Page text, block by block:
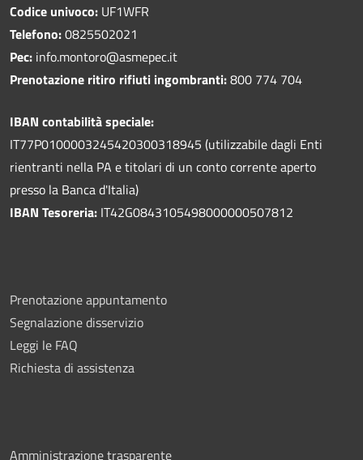
Codice univoco: UF1WFR
Telefono:0825502021
Pec: info.montoro@asmepec.it
Prenotazione ritiro rifiuti ingombranti:800 774 704
IBAN contabilità speciale:
IT77P0100003245420300318945 (utilizzabile dagli Enti
rientranti nella PA e titolari di un conto corrente aperto
presso la Banca d'Italia)
IBAN Tesoreria: IT42G0843105498000000507812
Prenotazione appuntamento
Segnalazione disservizio
Leggi le FAQ
Richiesta di assistenza
Amministrazione trasparente